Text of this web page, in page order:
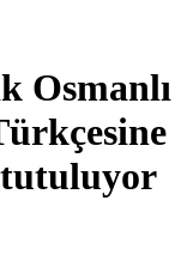
Osmanlı
tutuluyor